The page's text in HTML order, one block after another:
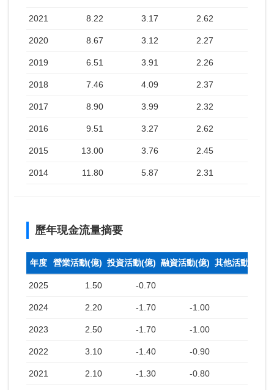
2021 8.22 3.17 2.62
2020 8.67 3.12 2.27
2019 6.51 3.91 2.26
2018 7.46 4.09 2.37
2017 8.90 3.99 2.32
2016 9.51 3.27 2.62
2015 13.00 3.76 2.45
2014 11.80 5.87 2.31
歷年現金流量摘要
年度 營業活動(億) 投資活動(億) 融資活動(億) 其他活動(億)
2025 1.50 -0.70
2024 2.20 -1.70 -1.00
2023 2.50 -1.70 -1.00
2022 3.10 -1.40 -0.90
2021 2.10 -1.30 -0.80